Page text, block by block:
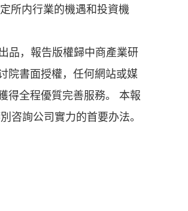
所内行業的機遇和投資機
品，報告版權歸中商產業研
院書面授權，任何網站或媒
得全程優質完善服務。 本報
咨詢公司實力的首要办法。